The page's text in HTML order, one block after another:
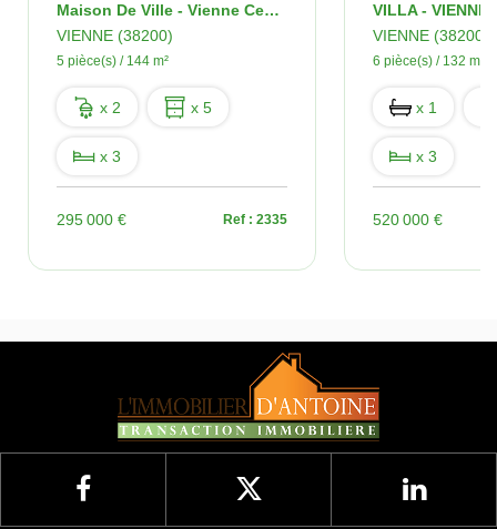
Maison De Ville - Vienne Centre - 5 Pièces -144 M2
VIENNE (38200)
5 pièce(s) / 144 m²
x 2 x 5
x 3
295 000 € Ref : 2335
VIENNE (38200)
6 pièce(s) / 132 m²
x 1
x 3
520 000 €